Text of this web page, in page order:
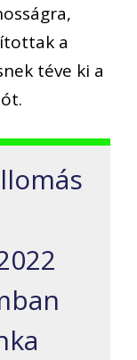
a
téve ki a